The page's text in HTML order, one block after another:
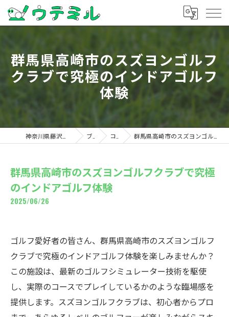
群馬県高崎市のスズヨンゴルフ
クラブで究極のインドアゴルフ
体験
ブログ コラム 群馬県高崎市のスズヨンゴルフクラブで究極のインドアゴルフ体験
群馬県高崎市のスズヨンゴルフクラブで究極
のインドアゴルフ体験
2025/06/26
ゴルフ愛好者の皆さん、群馬県高崎市のスズヨンゴルフ
クラブで究極のインドアゴルフ体験を楽しみませんか？
この施設は、最新のゴルフシミュレーター技術を駆使
し、実際のコースでプレイしているかのような臨場感を
提供します。スズヨンゴルフクラブは、初心者からプロ